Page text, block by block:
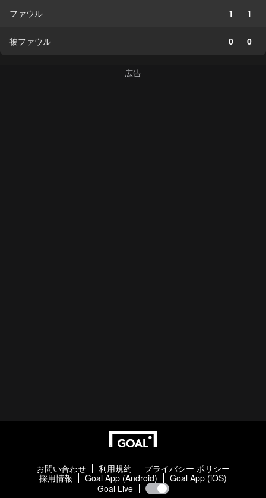
ファウル 1 1
被ファウル 0 0
お問い合わせ 利用規約
プライバシー ポリシー
採用情報
Goal App (Android)
Goal App (iOS)
Goal Live